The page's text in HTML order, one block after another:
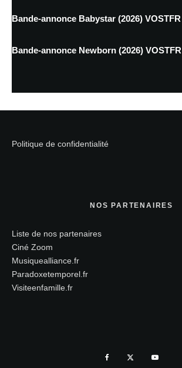
Bande-annonce Babystar (2026) VOSTFR
Bande-annonce Newborn (2026) VOSTFR
Politique de confidentialité
NOS PARTENAIRES
Liste de nos partenaires
Ciné Zoom
Musiquealliance.fr
Paradoxetemporel.fr
Visiteenfamille.fr